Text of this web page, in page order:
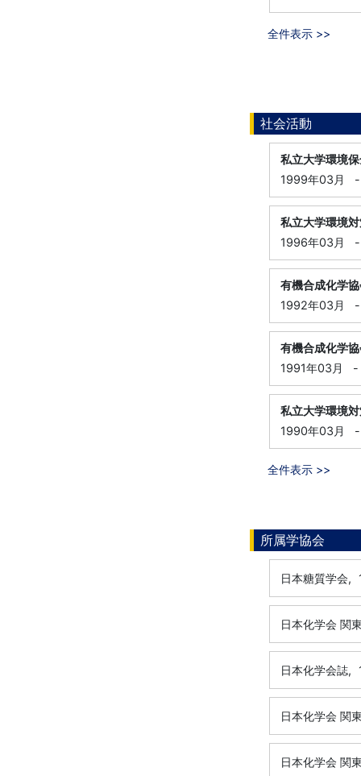
全件表示 >>
社会活動
私立大学環境
1999年03月
-
私立大学環境
1996年03月
-
有機合成化学
1992年03月
-
有機合成化学
1991年03月
-
私立大学環境
1990年03月
-
全件表示 >>
所属学協会
日本糖質学会,
日本化学会 関
日本化学会誌,
日本化学会 関
日本化学会 関